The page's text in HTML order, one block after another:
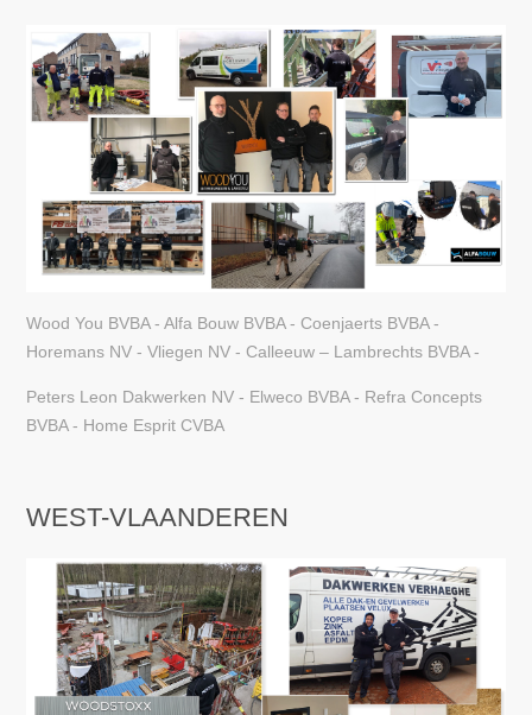
Wood You BVBA - Alfa Bouw BVBA - Coenjaerts BVBA -
Horemans NV - Vliegen NV - Calleeuw – Lambrechts BVBA -
Peters Leon Dakwerken NV - Elweco BVBA - Refra Concepts
BVBA - Home Esprit CVBA
WEST-VLAANDEREN